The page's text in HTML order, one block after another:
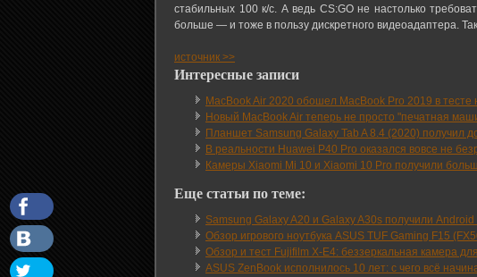
стабильных 100 к/с. А ведь CS:GO не настолько
больше — и тоже в пользу дискретного видеоадаптера.
источник >>
Интересные записи
MacBook Air 2020 обошел MacBook Pro 2019 в тесте
Новый MacBook Air теперь не просто "печатная
Планшет Samsung Galaxy Tab A 8.4 (2020) получил
В реальности Huawei P40 Pro оказался вовсе не
Камеры Xiaomi Mi 10 и Xiaomi 10 Pro получили
Еще статьи по теме:
Samsung Galaxy A20 и Galaxy A30s получили Android
Обзор игрового ноутбука ASUS TUF Gaming F15
Обзор и тест Fujifilm X-E4: беззеркальная камера
ASUS ZenBook исполнилось 10 лет: с чего всё